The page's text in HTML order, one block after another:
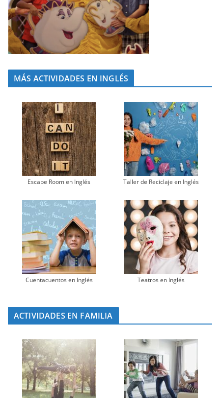
MÁS ACTIVIDADES EN INGLÉS
Escape Room en Inglés Taller de Reciclaje en Inglés
Cuentacuentos en Inglés Teatros en Inglés
ACTIVIDADES EN FAMILIA